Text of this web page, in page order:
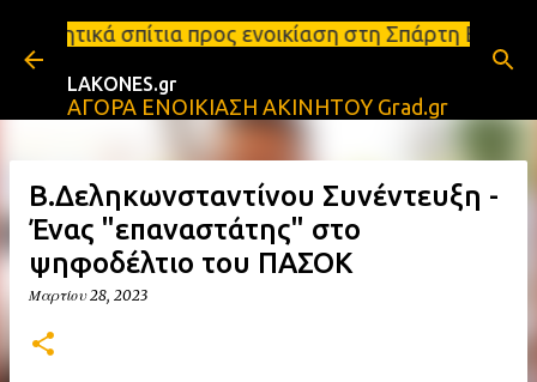
Μετάβαση στο κύριο περιεχόμενο
προς ενοικίαση στη Σπάρτη Ενοικιάσεις
LAKONES.gr
ΑΓΟΡΑ ΕΝΟΙΚΙΑΣΗ ΑΚΙΝΗΤΟΥ Grad.gr
Β.Δεληκωνσταντίνου Συνέντευξη -
Ένας "επαναστάτης" στο
ψηφοδέλτιο του ΠΑΣΟΚ
Μαρτίου 28, 2023